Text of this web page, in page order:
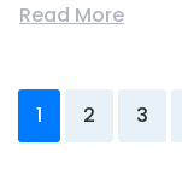
Read More
1 2 3